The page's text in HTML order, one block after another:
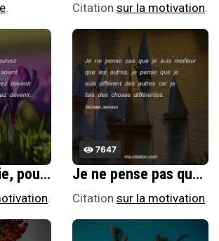
. Citation sur la motivation.
Je vous en prie, poursuivez vos rÃªves. Quels que soient vos idÃ©aux, vous pouvez devenir tout ce que vous voulez devenir.
.
7647
Je ne pense pas que je suis meilleur que les autres, je pense que je suis diffÃ©rent des autres car je fais des choses diffÃ©rentes.
Citation sur la motivation.